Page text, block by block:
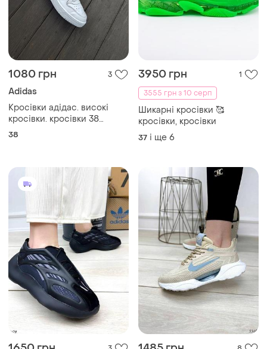
1080 грн 3
Adidas
Кросівки адідас. високі
кросівки. кросівки 38
розмір. шкіряні кросівки.
38
3950 грн
1
3555 грн з 10 серп
Шикарні кросівки 🥰
кросівки, кросівки
37 і ще 6